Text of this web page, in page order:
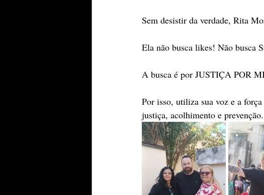
Sem desistir da verdade, Rita
Ela não busca likes! Não busca
A busca é por JUSTIÇA POR
Por isso, utiliza sua voz e a
justiça, acolhimento e prevenção.